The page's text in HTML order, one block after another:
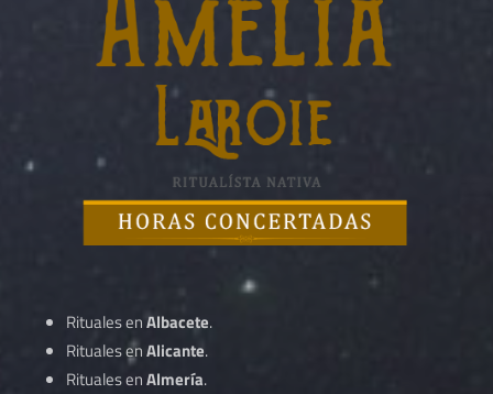
Rituales enAlbacete.
Rituales enAlicante.
Rituales enAlmería.